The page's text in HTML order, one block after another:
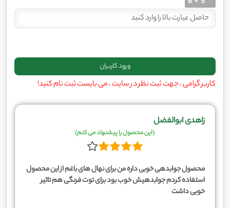
کاربر گرامی ، جهت ثبت نظر در سایت ، می بایست ثبت نام کنید!
زاهدی ابوالفضل
(این محصول را پیشنهاد می کنم)
محصول جوابدهی خوبی داره من برای نهال های باغم از این محصول
استفاده کردم جوابدهیش خوب بود برای توت فرنگی هم تاثیر
خوبی داشت